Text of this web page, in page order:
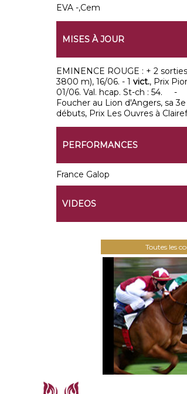
EVA -,Cem
MISES À JOUR
EMINENCE ROUGE : + 2
3800 m), 16/06. - 1 vict., Prix
01/06. Val. hcap. St-ch : 54. -
Foucher au Lion d'Angers, sa
débuts, Prix Les Ouvres à
PERFORMANCES
France Galop
VIDEOS
Toutes les